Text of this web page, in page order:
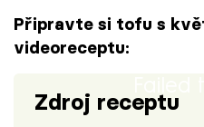
Připravte si tofu s
videoreceptu:
Zdroj receptu